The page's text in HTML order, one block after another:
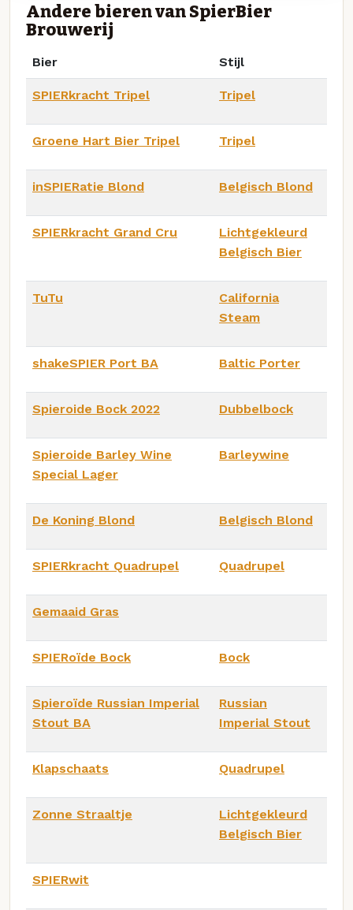
Andere bieren van SpierBier
Brouwerij
Bier Stijl
SPIERkracht Tripel Tripel
Groene Hart Bier Tripel Tripel
inSPIERatie Blond Belgisch Blond
SPIERkracht Grand Cru
Lichtgekleurd
Belgisch Bier
TuTu
California
Steam
shakeSPIER Port BA Baltic Porter
Spieroide Bock 2022 Dubbelbock
Spieroide Barley Wine
Special Lager
Barleywine
De Koning Blond Belgisch Blond
SPIERkracht Quadrupel Quadrupel
Gemaaid Gras
SPIERoïde Bock Bock
Spieroïde Russian Imperial
Stout BA
Russian
Imperial Stout
Klapschaats Quadrupel
Zonne Straaltje
Lichtgekleurd
Belgisch Bier
SPIERwit